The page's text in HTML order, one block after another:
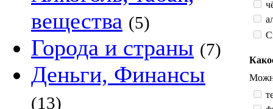
вещества (5)
Города и страны (7)
Деньги, Финансы
(13)